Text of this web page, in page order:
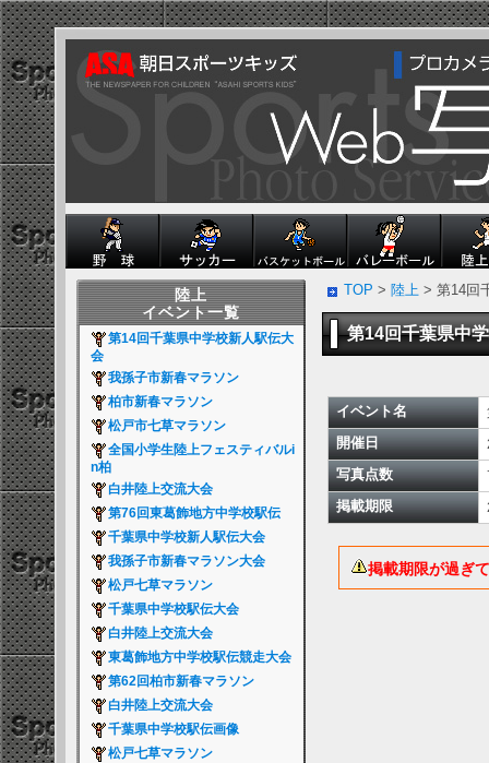
陸上
イベント一覧
第14回千葉県中学校新人駅伝大
会
我孫子市新春マラソン
柏市新春マラソン
松戸市七草マラソン
全国小学生陸上フェスティバルi
n柏
白井陸上交流大会
第76回東葛飾地方中学校駅伝
千葉県中学校新人駅伝大会
我孫子市新春マラソン大会
松戸七草マラソン
千葉県中学校駅伝大会
白井陸上交流大会
東葛飾地方中学校駅伝競走大会
第62回柏市新春マラソン
白井陸上交流大会
千葉県中学校駅伝画像
松戸七草マラソン
TOP > 陸上> 第14回
第14回千葉県中
イベント名
開催日
写真点数
掲載期限
掲載期限が過ぎ